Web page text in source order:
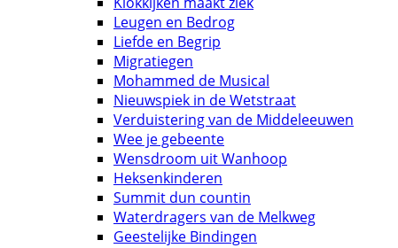
Leugen en Bedrog
Liefde en Begrip
Migratiegen
Mohammed de Musical
Nieuwspiek in de Wetstraat
Verduistering van de Middeleeuwen
Wee je gebeente
Wensdroom uit Wanhoop
Heksenkinderen
Summit dun countin
Waterdragers van de Melkweg
Geestelijke Bindingen